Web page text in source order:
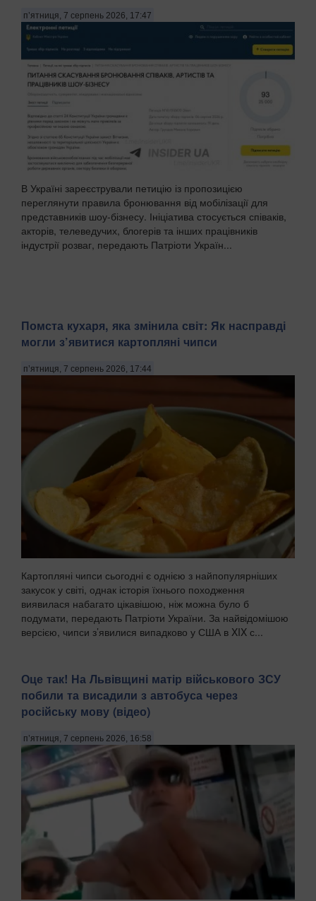
п’ятниця, 7 серпень 2026, 17:47
В Україні зареєстрували петицію із пропозицією
переглянути правила бронювання від мобілізації для
представників шоу-бізнесу. Ініціатива стосується співаків,
акторів, телеведучих, блогерів та інших працівників
індустрії розваг, передають Патріоти Україн...
Помста кухаря, яка змінила світ: Як насправді
могли з’явитися картопляні чипси
п’ятниця, 7 серпень 2026, 17:44
Картопляні чипси сьогодні є однією з найпопулярніших
закусок у світі, однак історія їхнього походження
виявилася набагато цікавішою, ніж можна було б
подумати, передають Патріоти України. За найвідомішою
версією, чипси з’явилися випадково у США в XIX с...
Оце так! На Львівщині матір військового ЗСУ
побили та висадили з автобуса через
російську мову (відео)
п’ятниця, 7 серпень 2026, 16:58